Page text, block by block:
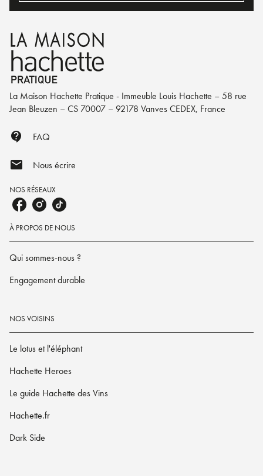
La Maison Hachette Pratique - Immeuble Louis Hachette – 58 rue
Jean Bleuzen – CS 70007 – 92178 Vanves CEDEX, France
contact_support FAQ
mail Nous écrire
NOS RÉSEAUX
À PROPOS DE NOUS
Qui sommes-nous ?
Engagement durable
NOS VOISINS
Le lotus et l'éléphant
Hachette Heroes
Le guide Hachette des Vins
Hachette.fr
Dark Side